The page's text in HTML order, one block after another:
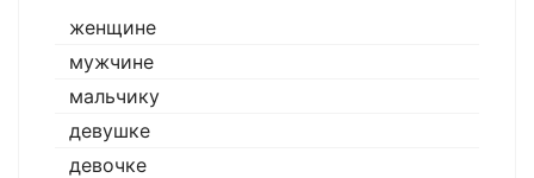
женщине
мужчине
мальчику
девушке
девочке